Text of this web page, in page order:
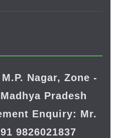
Nagar, Zone -
Pradesh
Enquiry: Mr.
9826021837